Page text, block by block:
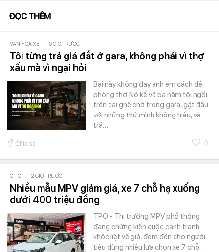
ĐỌC THÊM
VĂN HÓA XE - 6 GIỜ TRƯỚC
Tôi từng trả giá đắt ở gara, không phải vì thợ
xấu mà vì ngại hỏi
Bài này không dạy anh em cách đề
phòng thợ. Nó kể về ba năm tôi ngồi
trên cái ghế chờ trong gara, gật đầu
với những thứ mình không hiểu, và
trả…
Chia sẻ 0
Ô TÔ - 2 GIỜ TRƯỚC
Nhiều mẫu MPV giảm giá, xe 7 chỗ hạ xuống
dưới 400 triệu đồng
TPO - Thị trường MPV phổ thông
đang chứng kiến cuộc cạnh tranh
khốc liệt về giá, đem đến cho người
tiêu dùng nhiều lựa chọn xe 7 chỗ…